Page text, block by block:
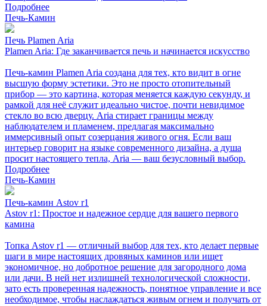
Подробнее
Печь-Камин
Печь Plamen Aria
Plamen Aria: Где заканчивается печь и начинается искусство
Печь-камин Plamen Aria создана для тех, кто видит в огне
высшую форму эстетики. Это не просто отопительный
прибор — это картина, которая меняется каждую секунду, и
рамкой для неё служит идеально чистое, почти невидимое
стекло во всю дверцу. Aria стирает границы между
наблюдателем и пламенем, предлагая максимально
иммерсивный опыт созерцания живого огня. Если ваш
интерьер говорит на языке современного дизайна, а душа
просит настоящего тепла, Aria — ваш безусловный выбор.
Подробнее
Печь-Камин
Печь-камин Astov r1
Astov r1: Простое и надежное сердце для вашего первого
камина
Топка Astov r1 — отличный выбор для тех, кто делает первые
шаги в мире настоящих дровяных каминов или ищет
экономичное, но добротное решение для загородного дома
или дачи. В ней нет излишней технологической сложности,
зато есть проверенная надежность, понятное управление и все
необходимое, чтобы наслаждаться живым огнем и получать от